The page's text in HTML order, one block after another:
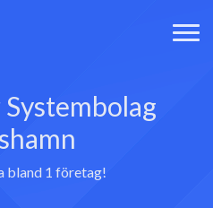
bland 1 företag!